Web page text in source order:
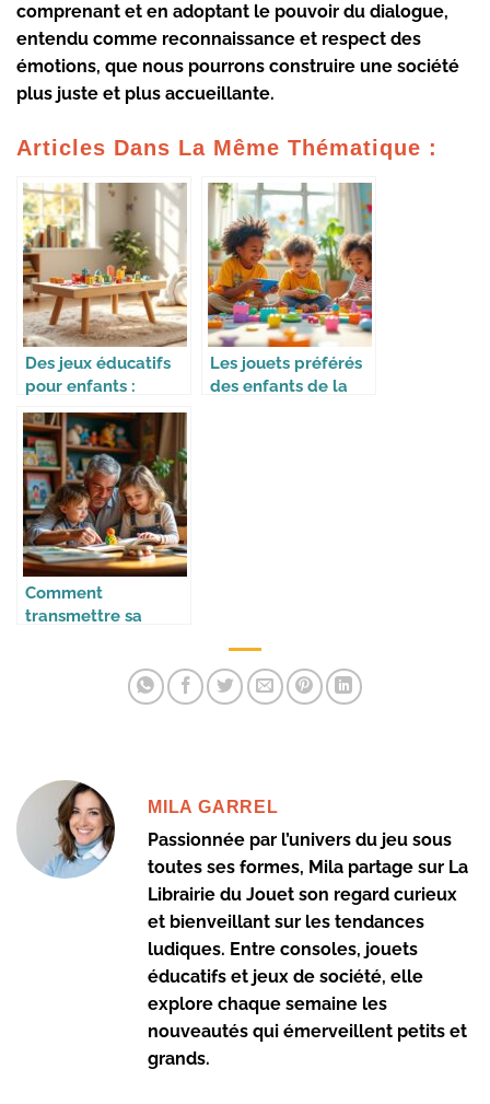
comprenant et en adoptant le pouvoir du dialogue,
entendu comme reconnaissance et respect des
émotions, que nous pourrons construire une société
plus juste et plus accueillante.
Articles Dans La Même Thématique :
Des jeux éducatifs
pour enfants :
apprendre en
s’amusant
Les jouets préférés
des enfants de la
Comment
transmettre sa
MILA GARREL
Passionnée par l’univers du jeu sous
toutes ses formes, Mila partage sur La
Librairie du Jouet son regard curieux
et bienveillant sur les tendances
ludiques. Entre consoles, jouets
éducatifs et jeux de société, elle
explore chaque semaine les
nouveautés qui émerveillent petits et
grands.